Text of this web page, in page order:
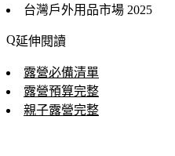
台灣戶外用品市場 2025
延伸閱讀
露營必備清單
露營預算完整
親子露營完整